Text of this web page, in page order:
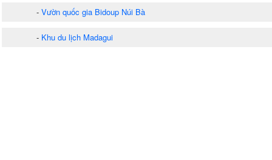
- Vườn quốc gia Bidoup Núi Bà
- Khu du lịch Madagui